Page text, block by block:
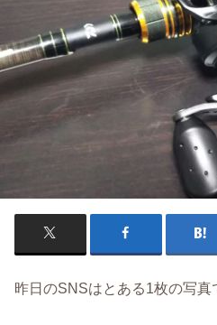
昨日のSNSはとある1枚の写真